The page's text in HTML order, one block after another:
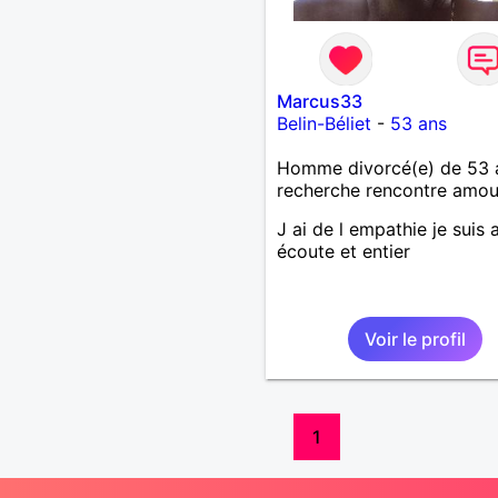
Marcus33
Belin-Béliet - 53 ans
Homme divorcé(e) de 53
recherche rencontre
J ai de l empathie je suis
écoute et entier
Voir le profil
1